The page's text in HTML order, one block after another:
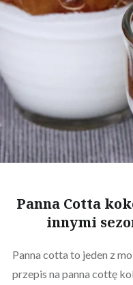
Panna Cotta
innymi
Panna cotta to jeden z
przepis na panna cottę